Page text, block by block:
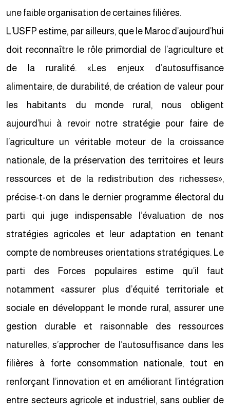
une faible organisation de certaines filières.
L’USFP estime, par ailleurs, que le Maroc d’aujourd’hui
doit reconnaître le rôle primordial de l’agriculture et
de la ruralité. «Les enjeux d’autosuffisance
alimentaire, de durabilité, de création de valeur pour
les habitants du monde rural, nous obligent
aujourd’hui à revoir notre stratégie pour faire de
l’agriculture un véritable moteur de la croissance
nationale, de la préservation des territoires et leurs
ressources et de la redistribution des richesses»,
précise-t-on dans le dernier programme électoral du
parti qui juge indispensable l’évaluation de nos
stratégies agricoles et leur adaptation en tenant
compte de nombreuses orientations stratégiques. Le
parti des Forces populaires estime qu’il faut
notamment «assurer plus d’équité territoriale et
sociale en développant le monde rural, assurer une
gestion durable et raisonnable des ressources
naturelles, s’approcher de l’autosuffisance dans les
filières à forte consommation nationale, tout en
renforçant l’innovation et en améliorant l’intégration
entre secteurs agricole et industriel, sans oublier de